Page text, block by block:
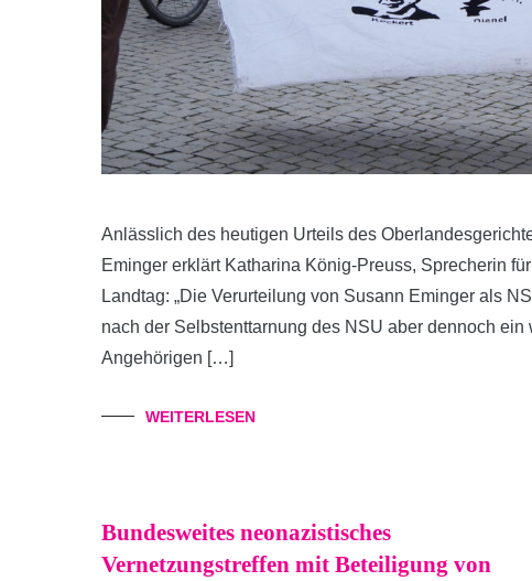
Anlässlich des heutigen Urteils des
Eminger erklärt Katharina König-Preuss, Sprecherin
Landtag: „Die Verurteilung von Susann Eminger als
nach der Selbstenttarnung des NSU aber dennoch
Angehörigen […]
WEITERLESEN
Bundesweites neonazistisches
Vernetzungstreffen mit Beteiligung von